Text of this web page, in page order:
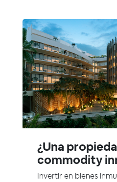
¿Una
commodity
Invertir en bienes